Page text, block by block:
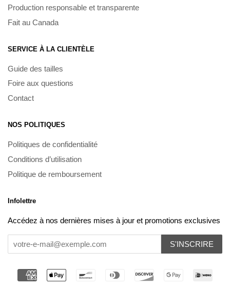
Production responsable et transparente
Fait au Canada
SERVICE À LA CLIENTÈLE
Guide des tailles
Foire aux questions
Contact
NOS POLITIQUES
Politiques de confidentialité
Conditions d’utilisation
Politique de remboursement
Infolettre
Accédez à nos dernières mises à jour et promotions exclusives
S'INSCRIRE
Méthodes